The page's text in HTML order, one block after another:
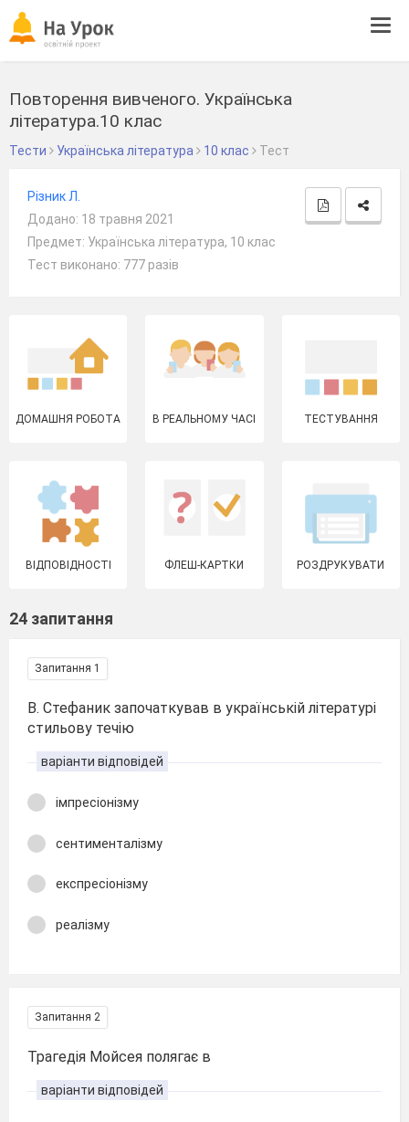
Повторення вивченого. Українська
література.10 клас
Тести Українська література 10 клас Тест
Рiзник Л.
Додано: 18 травня 2021
Предмет: Українська література, 10 клас
Тест виконано: 777 разів
ДОМАШНЯ РОБОТА В РЕАЛЬНОМУ ЧАСІ ТЕСТУВАННЯ
ВІДПОВІДНОСТІ ФЛЕШ-КАРТКИ РОЗДРУКУВАТИ
24 запитання
Запитання 1
В. Стефаник започаткував в українській літературі
стильову течію
варіанти відповідей
імпресіонізму
сентименталізму
експресіонізму
реалізму
Запитання 2
Трагедія Мойсея полягає в
варіанти відповідей